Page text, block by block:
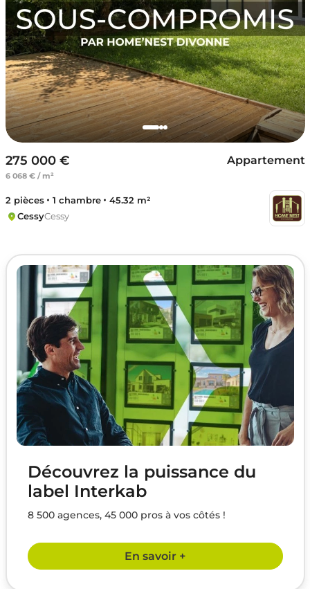
275 000 €
6 068 € / m²
Appartement
2 pièces 1 chambre
45.32 m²
CessyCessy
Découvrez la puissance du
label Interkab
8 500 agences, 45 000 pros à vos côtés !
En savoir +